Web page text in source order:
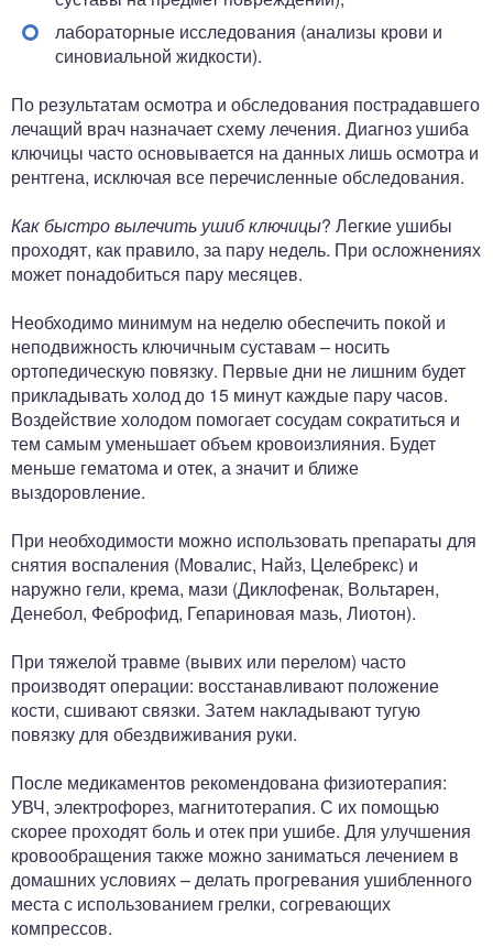
лабораторные исследования (анализы крови и
синовиальной жидкости).
По результатам осмотра и обследования пострадавшего
лечащий врач назначает схему лечения. Диагноз ушиба
ключицы часто основывается на данных лишь осмотра и
рентгена, исключая все перечисленные обследования.
Как быстро вылечить ушиб ключицы? Легкие ушибы
проходят, как правило, за пару недель. При осложнениях
может понадобиться пару месяцев.
Необходимо минимум на неделю обеспечить покой и
неподвижность ключичным суставам – носить
ортопедическую повязку. Первые дни не лишним будет
прикладывать холод до 15 минут каждые пару часов.
Воздействие холодом помогает сосудам сократиться и
тем самым уменьшает объем кровоизлияния. Будет
меньше гематома и отек, а значит и ближе
выздоровление.
При необходимости можно использовать препараты для
снятия воспаления (Мовалис, Найз, Целебрекс) и
наружно гели, крема, мази (Диклофенак, Вольтарен,
Денебол, Феброфид, Гепариновая мазь, Лиотон).
При тяжелой травме (вывих или перелом) часто
производят операции: восстанавливают положение
кости, сшивают связки. Затем накладывают тугую
повязку для обездвиживания руки.
После медикаментов рекомендована физиотерапия:
УВЧ, электрофорез, магнитотерапия. С их помощью
скорее проходят боль и отек при ушибе. Для улучшения
кровообращения также можно заниматься лечением в
домашних условиях – делать прогревания ушибленного
места с использованием грелки, согревающих
компрессов.